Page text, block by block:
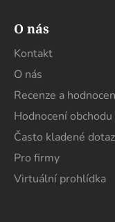
O nás
Kontakt
O nás
Recenze a
Hodnocení obchodu
Často kladené
Pro firmy
Virtuální prohlídka